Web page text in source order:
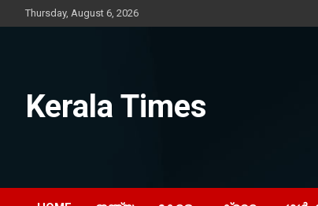
to
Thursday, August 6, 2026
Kerala Times